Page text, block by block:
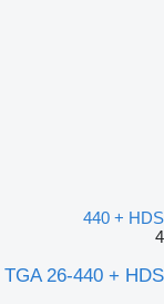
440 + HDS
4
TGA 26-440 + HDS